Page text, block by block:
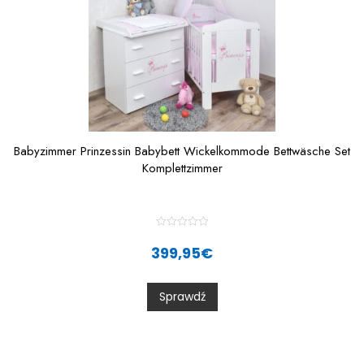
Babyzimmer Prinzessin Babybett Wickelkommode Bettwäsche Set
Komplettzimmer
a
t
0
o
u
t
399,95€
Sprawdź